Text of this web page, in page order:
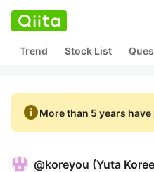
Trend Stock List
infoMore than 5 years
@koreyou (Yuta